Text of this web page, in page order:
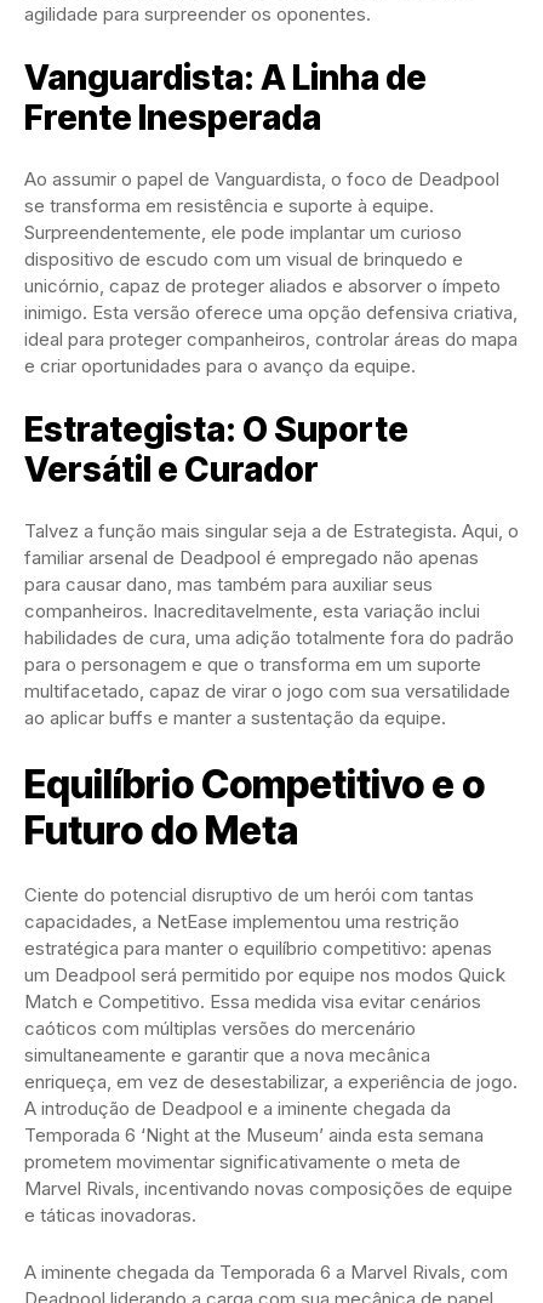
agilidade para surpreender os oponentes.
Vanguardista: A Linha de
Frente Inesperada
Ao assumir o papel de Vanguardista, o foco de Deadpool
se transforma em resistência e suporte à equipe.
Surpreendentemente, ele pode implantar um curioso
dispositivo de escudo com um visual de brinquedo e
unicórnio, capaz de proteger aliados e absorver o ímpeto
inimigo. Esta versão oferece uma opção defensiva criativa,
ideal para proteger companheiros, controlar áreas do mapa
e criar oportunidades para o avanço da equipe.
Estrategista: O Suporte
Versátil e Curador
Talvez a função mais singular seja a de Estrategista. Aqui, o
familiar arsenal de Deadpool é empregado não apenas
para causar dano, mas também para auxiliar seus
companheiros. Inacreditavelmente, esta variação inclui
habilidades de cura, uma adição totalmente fora do padrão
para o personagem e que o transforma em um suporte
multifacetado, capaz de virar o jogo com sua versatilidade
ao aplicar buffs e manter a sustentação da equipe.
Equilíbrio Competitivo e o
Futuro do Meta
Ciente do potencial disruptivo de um herói com tantas
capacidades, a NetEase implementou uma restrição
estratégica para manter o equilíbrio competitivo: apenas
um Deadpool será permitido por equipe nos modos Quick
Match e Competitivo. Essa medida visa evitar cenários
caóticos com múltiplas versões do mercenário
simultaneamente e garantir que a nova mecânica
enriqueça, em vez de desestabilizar, a experiência de jogo.
A introdução de Deadpool e a iminente chegada da
Temporada 6 ‘Night at the Museum’ ainda esta semana
prometem movimentar significativamente o meta de
Marvel Rivals, incentivando novas composições de equipe
e táticas inovadoras.
A iminente chegada da Temporada 6 a Marvel Rivals, com
Deadpool liderando a carga com sua mecânica de papel